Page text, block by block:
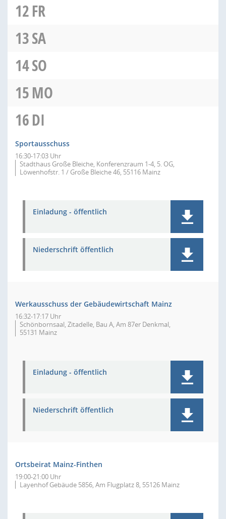
12FR
13SA
14SO
15MO
16DI
Sportausschuss
16:30-17:03 Uhr
Stadthaus Große Bleiche, Konferenzraum 1-4, 5. OG,
Löwenhofstr. 1 / Große Bleiche 46, 55116 Mainz
Einladung - öffentlich
Niederschrift öffentlich
Werkausschuss der Gebäudewirtschaft Mainz
16:32-17:17 Uhr
Schönbornsaal, Zitadelle, Bau A, Am 87er Denkmal,
55131 Mainz
Einladung - öffentlich
Niederschrift öffentlich
Ortsbeirat Mainz-Finthen
19:00-21:00 Uhr
Layenhof Gebäude 5856, Am Flugplatz 8, 55126 Mainz